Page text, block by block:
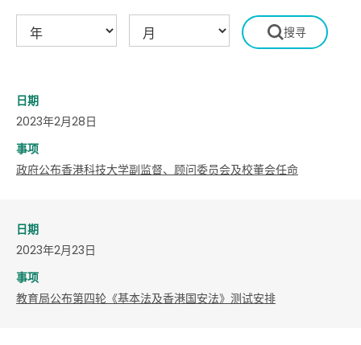
日期
2023年2月28日
事项
政府公布香港科技大学副监督、顾问委员会及校董会任命
日期
2023年2月23日
事项
教育局公布第四轮《基本法及香港国安法》测试安排